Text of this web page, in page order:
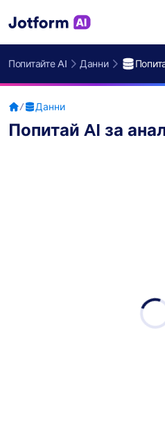
Попитайте AI Данни
/ Данни
Попитай AI за